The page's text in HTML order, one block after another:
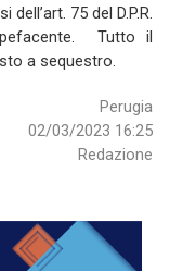
75 del D.P.R.
Tutto il
a sequestro.
Perugia
02/03/2023 16:25
Redazione